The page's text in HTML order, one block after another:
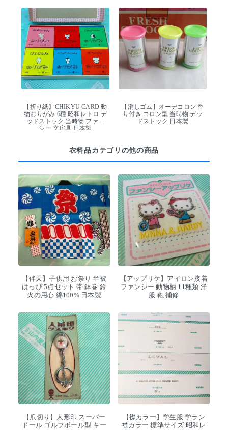
【折り紙】CHIKYU CARD 動
物おりがみ 6種 昭和レトロ デ
ッドストック 当時物 ファン
シー 文房具 日本製
【消しゴム】オーデコロン 香
り付き コロン型 当時物 デッ
ドストック 日本製
衣料品カテゴリの他の商品
【伴天】子供用 お祭り 半被
はっぴ 5点セット 帯 鉢巻 鈴
火の用心 綿100% 日本製
【アップリケ】アイロン接着
ファンシー 動物柄 11種類 洋
服 鞄 補修
【爪切り】人形印 スーパー
ドール ゴルフボール型 キー
【襟カラー】学生服 学ラン
襟カラー 標準サイズ 昭和レ